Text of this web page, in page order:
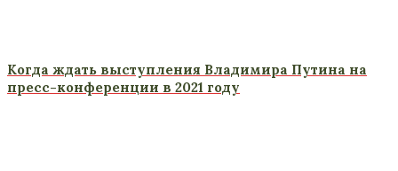
Когда ждать выступления Владимира Путина на
пресс-конференции в 2021 году